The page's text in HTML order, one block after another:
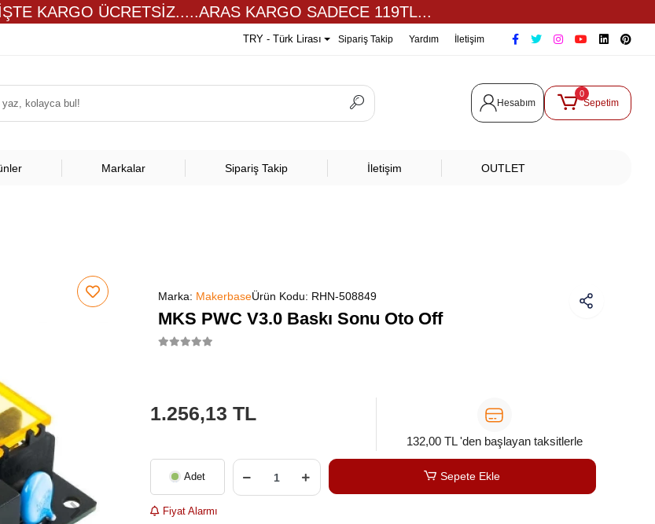
KARGO ÜCRETSİZ.....ARAS KARGO SADECE 119TL...
TRY - Türk Lirası Sipariş Takip Yardım İletişim
Hesabım
0
Sepetim
Markalar Sipariş Takip İletişim OUTLET
Marka: MakerbaseÜrün Kodu: RHN-508849
MKS PWC V3.0 Baskı Sonu Oto Off
1.256,13 TL
132,00 TL 'den başlayan taksitlerle
Adet Sepete Ekle
Fiyat Alarmı